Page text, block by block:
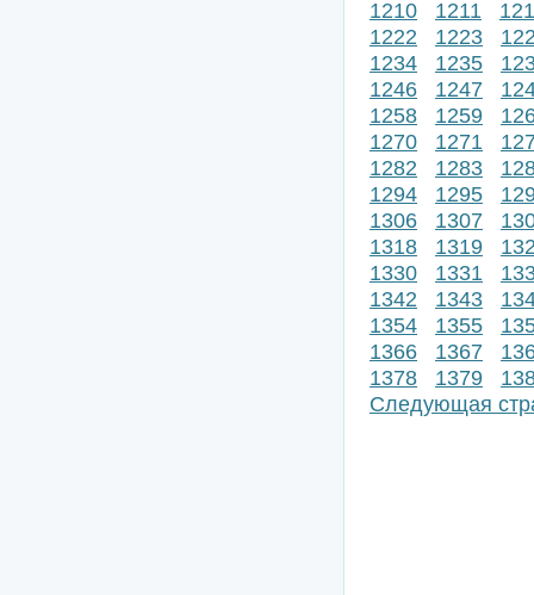
1210
1211
1222
1223
1234
1235
1246
1247
1258
1259
1270
1271
1282
1283
1294
1295
1306
1307
1318
1319
1330
1331
1342
1343
1354
1355
1366
1367
1378
1379
Следующая